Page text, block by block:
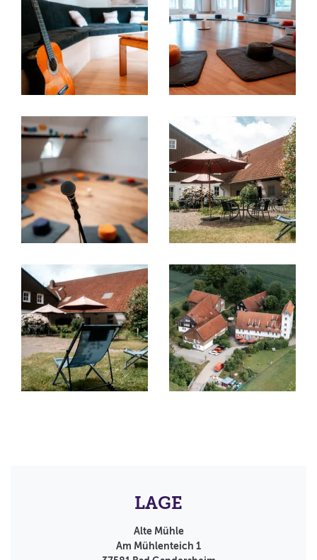
LAGE
Alte Mühle
Am Mühlenteich 1